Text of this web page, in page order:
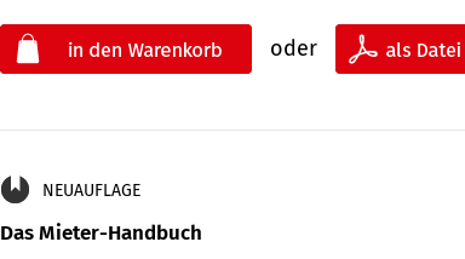
oder
NEUAUFLAGE
Das Mieter-Handbuch